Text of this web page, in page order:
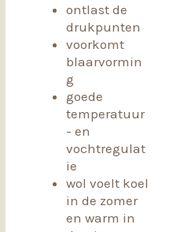
ontlast de
drukpunten
voorkomt
blaarvormin
g
goede
temperatuur
- en
vochtregulat
ie
wol voelt koel
in de zomer
en warm in